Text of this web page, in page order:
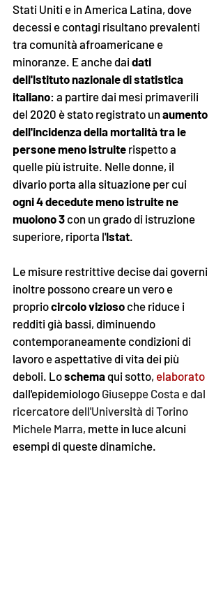
Stati Uniti e in America Latina, dove
decessi e contagi risultano prevalenti
tra comunità afroamericane e
minoranze. E anche dai dati
dell'Istituto nazionale di statistica
italiano: a partire dai mesi primaverili
del 2020 è stato registrato un aumento
dell'incidenza della mortalità tra le
persone meno istruite rispetto a
quelle più istruite. Nelle donne, il
divario porta alla situazione per cui
ogni 4 decedute meno istruite ne
muoiono 3 con un grado di istruzione
superiore, riporta l'Istat.
Le misure restrittive decise dai governi
inoltre possono creare un vero e
proprio circolo vizioso che riduce i
redditi già bassi, diminuendo
contemporaneamente condizioni di
lavoro e aspettative di vita dei più
deboli. Lo schema qui sotto, elaborato
dall'epidemiologo Giuseppe Costa e dal
ricercatore dell'Università di Torino
Michele Marra, mette in luce alcuni
esempi di queste dinamiche.